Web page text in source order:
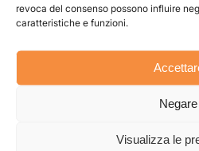
revoca del consenso possono influire
caratteristiche e funzioni.
Negare
Visualizza le
RLB è stato lanciato
Foundation con l’impegno
Complessivamente, queste